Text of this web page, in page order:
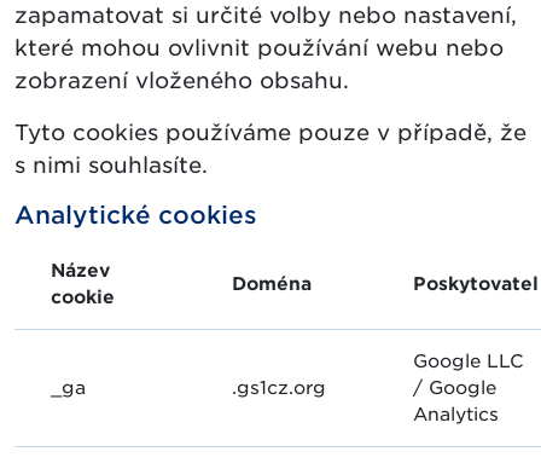
zapamatovat si určité volby nebo nastavení,
které mohou ovlivnit používání webu nebo
zobrazení vloženého obsahu.
Tyto cookies používáme pouze v případě, že
s nimi souhlasíte.
Analytické cookies
Název
cookie
Doména Poskytovatel
_ga .gs1cz.org
Google LLC
/ Google
Analytics